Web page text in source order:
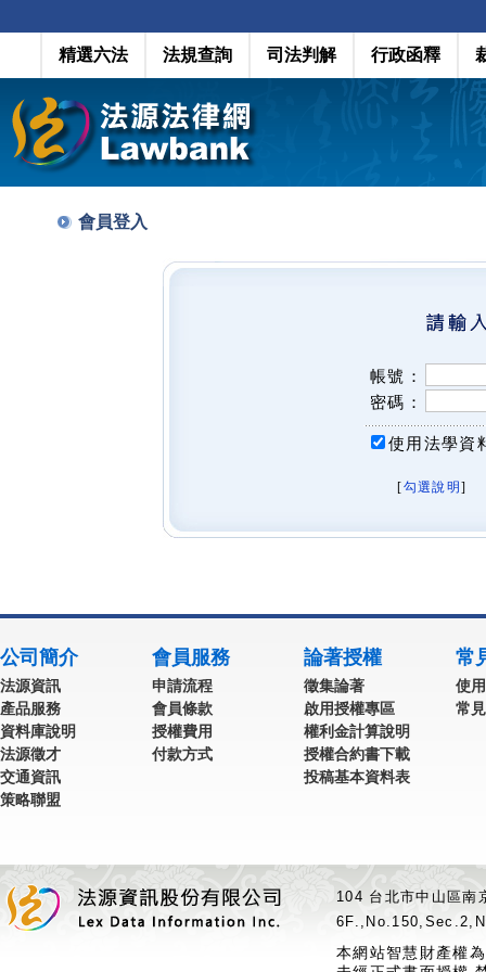
精選六法 法規查詢 司法判解 行政函釋
會員登入
帳號：
密碼：
使用法學資
[勾選說明 ]
公司簡介
法源資訊
產品服務
資料庫說明
法源徵才
交通資訊
策略聯盟
會員服務
申請流程
會員條款
授權費用
付款方式
論著授權
徵集論著
啟用授權專區
權利金計算說明
授權合約書下載
投稿基本資料表
常
使
常
104 台北市中山區
本網站智慧財產權